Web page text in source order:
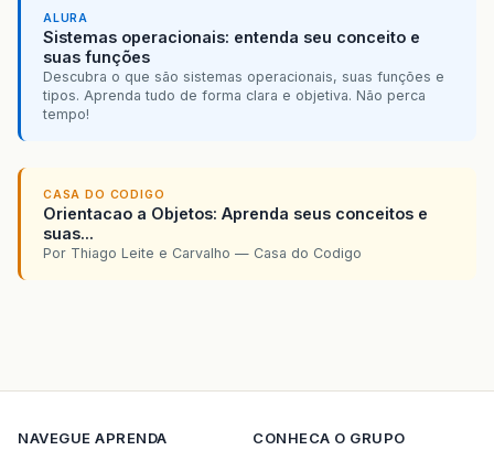
ALURA
Sistemas operacionais: entenda seu conceito e
suas funções
Descubra o que são sistemas operacionais, suas funções e
tipos. Aprenda tudo de forma clara e objetiva. Não perca
tempo!
CASA DO CODIGO
Orientacao a Objetos: Aprenda seus conceitos e
suas...
Por Thiago Leite e Carvalho — Casa do Codigo
NAVEGUE APRENDA
CONHECA O GRUPO